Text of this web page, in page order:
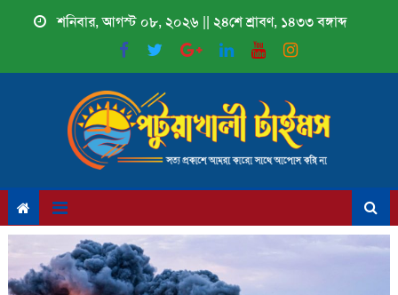
শনিবার, আগস্ট ০৮, ২০২৬ || ২৪শে শ্রাবণ, ১৪৩৩ বঙ্গাব্দ